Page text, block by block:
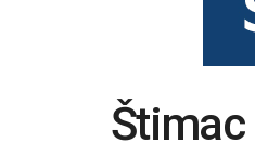
Štimac